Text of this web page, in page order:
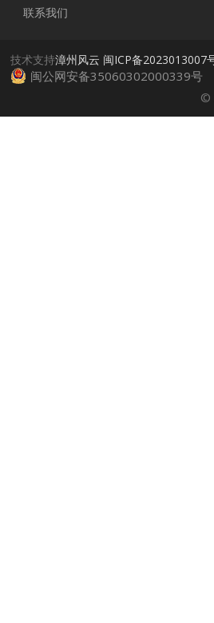
联系我们
技术支持漳州风云 闽ICP备2023013007
闽公网安备35060302000339号
©